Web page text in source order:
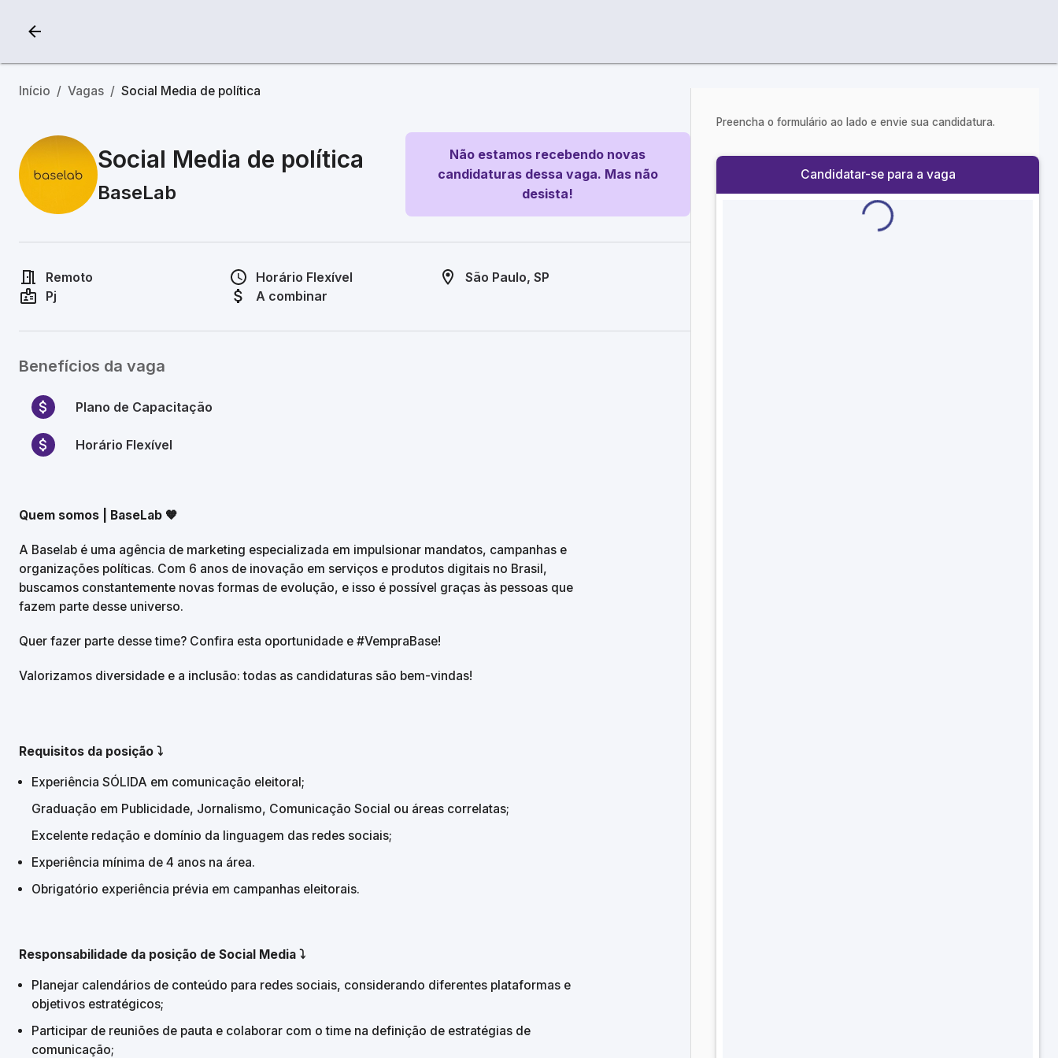
Início / Vagas / Social Media de política
Social Media de política
BaseLab
Não estamos recebendo novas
candidaturas dessa vaga. Mas não
desista!
Remoto Horário Flexível
São Paulo, SP
Pj
A combinar
Benefícios da vaga
Plano de Capacitação
Horário Flexível
Quem somos | BaseLab 🧡
A Baselab é uma agência de marketing especializada em impulsionar mandatos, campanhas e
organizações políticas. Com 6 anos de inovação em serviços e produtos digitais no Brasil,
buscamos constantemente novas formas de evolução, e isso é possível graças às pessoas que
fazem parte desse universo.
Quer fazer parte desse time? Confira esta oportunidade e #VempraBase!
Valorizamos diversidade e a inclusão: todas as candidaturas são bem-vindas!
Requisitos da posição ⤵️
Experiência SÓLIDA em comunicação eleitoral;
Graduação em Publicidade, Jornalismo, Comunicação Social ou áreas correlatas;
Excelente redação e domínio da linguagem das redes sociais;
Experiência mínima de 4 anos na área.
Obrigatório experiência prévia em campanhas eleitorais.
Responsabilidade da posição de Social Media ⤵️
Planejar calendários de conteúdo para redes sociais, considerando diferentes plataformas e
objetivos estratégicos;
Participar de reuniões de pauta e colaborar com o time na definição de estratégias de
comunicação;
Preencha o formulário ao lado e envie sua candidatura.
Candidatar-se para a vaga